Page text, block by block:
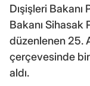
Dışişleri Bakanı
Bakanı
düzenlenen 25.
çerçevesinde bir
aldı.